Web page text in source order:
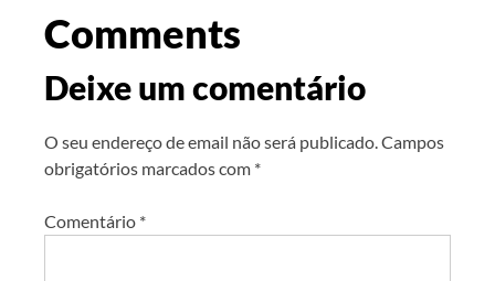
Comments
Deixe um comentário
O seu endereço de email não será publicado.Campos
obrigatórios marcados com *
Comentário *